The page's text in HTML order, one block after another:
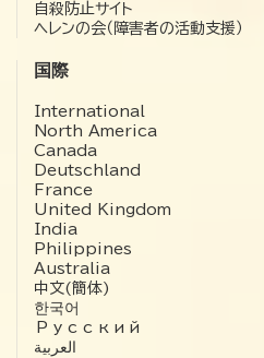
自殺防止サイト
ヘレンの会（障害者の活動支援）
国際
International
North America
Canada
Deutschland
France
United Kingdom
India
Philippines
Australia
中文(簡体)
한국어
Русский
العربية‏